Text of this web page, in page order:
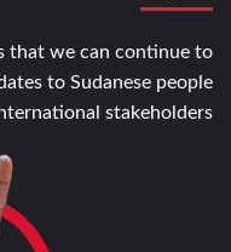
that we can continue to
to Sudanese people
stakeholders.